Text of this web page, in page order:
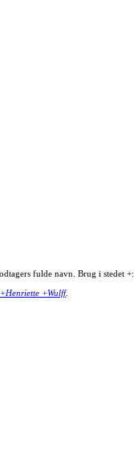
fulde navn. Brug i stedet +:
+Henriette +Wulff.